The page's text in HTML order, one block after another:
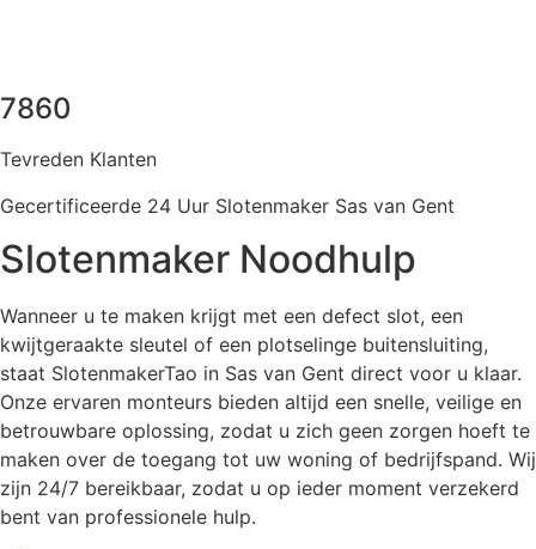
7860
Tevreden Klanten
Gecertificeerde 24 Uur Slotenmaker Sas van Gent
Slotenmaker Noodhulp
Wanneer u te maken krijgt met een defect slot, een
kwijtgeraakte sleutel of een plotselinge buitensluiting,
staat SlotenmakerTao in Sas van Gent direct voor u klaar.
Onze ervaren monteurs bieden altijd een snelle, veilige en
betrouwbare oplossing, zodat u zich geen zorgen hoeft te
maken over de toegang tot uw woning of bedrijfspand. Wij
zijn 24/7 bereikbaar, zodat u op ieder moment verzekerd
bent van professionele hulp.